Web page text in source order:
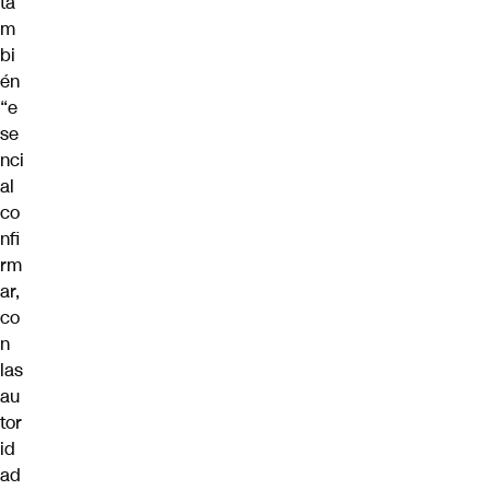
m
bi
én
“e
se
nci
al
co
nfi
rm
ar,
co
n
las
au
tor
id
ad